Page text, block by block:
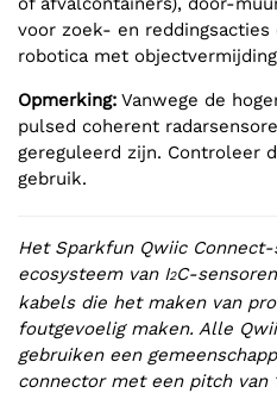
voor zoek- en reddingsacties
robotica met
Opmerking: Vanwege de
pulsed coherent
gereguleerd zijn. Controleer
gebruik.
Het Sparkfun Qwiic
ecosysteem van I2C-
kabels die het maken van
foutgevoelig maken. Alle
gebruiken een
connector met een pitch van